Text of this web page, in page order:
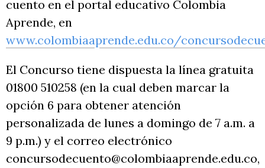
cuento en el portal educativo Colombia
Aprende, en
www.colombiaaprende.edu.co/
El Concurso tiene dispuesta la línea gratuita
01800 510258 (en la cual deben marcar la
opción 6 para obtener atención
personalizada de lunes a domingo de 7 a.m. a
9 p.m.) y el correo electrónico
concursodecuento@colombiaaprende.edu.co,